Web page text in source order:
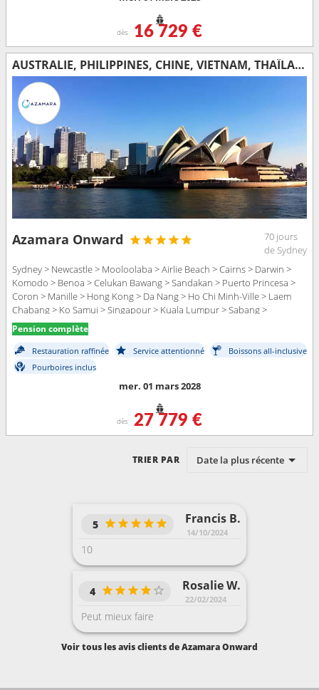
dès 16 729 €
AUSTRALIE, PHILIPPINES, CHINE, VIETNAM, THAÏLANDE, SINGAPOUR, MALAISIE, INDONÉSIE, SRI LANKA, INDE, MALDIVES, MAURICE, FRANCE, MADAGASCAR, AFRIQUE DU SUD
Azamara Onward
70 jours
de Sydney
Sydney > Newcastle > Mooloolaba > Airlie Beach > Cairns > Darwin >
Komodo > Benoa > Celukan Bawang > Sandakan > Puerto Princesa >
Coron > Manille > Hong Kong > Da Nang > Ho Chi Minh-Ville > Laem
Chabang > Ko Samui > Singapour > Kuala Lumpur > Sabang >
Hambantota > Colombo > Cochin > Male > Port Louis > Pointe des
Galets > Taolagnao > Richards Bay > Durban > Port Elisabeth > Cape
Town
Pension complète
Restauration raffinée Service attentionné
Boissons all-inclusive
Pourboires inclus
mer. 01 mars 2028
dès 27 779 €
TRIER PAR Date la plus récente
Francis B.
14/10/2024
5
10
Rosalie W.
22/02/2024
4
Peut mieux faire
Voir tous les avis clients de Azamara Onward